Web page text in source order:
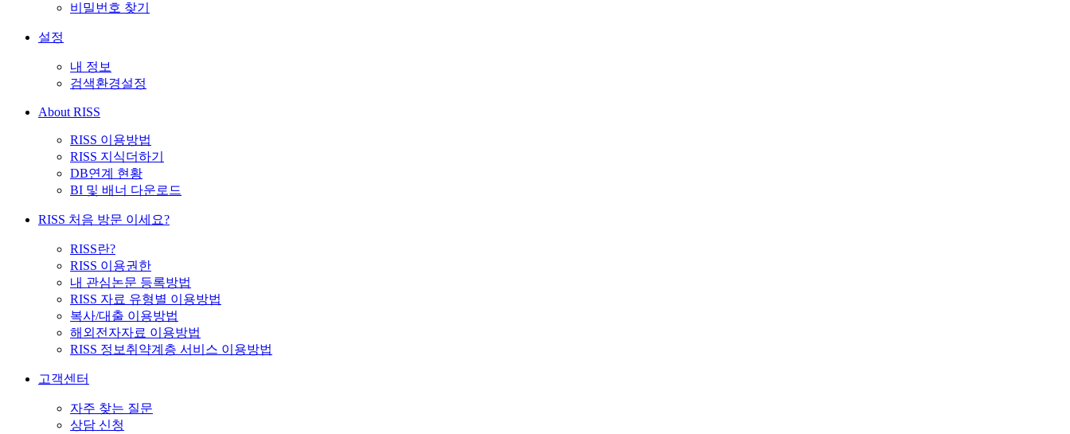
비밀번호 찾기
설정
내 정보
검색환경설정
About RISS
RISS 이용방법
RISS 지식더하기
DB연계 현황
BI 및 배너 다운로드
RISS 처음 방문 이세요?
RISS란?
RISS 이용권한
내 관심논문 등록방법
RISS 자료 유형별 이용방법
복사/대출 이용방법
해외전자자료 이용방법
RISS 정보취약계층 서비스 이용방법
고객센터
자주 찾는 질문
상담 신청